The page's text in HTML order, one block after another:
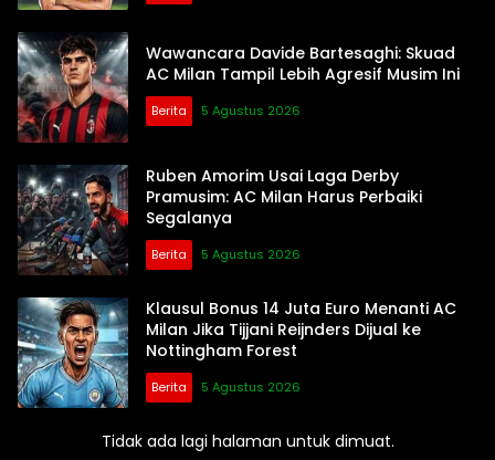
Wawancara Davide Bartesaghi: Skuad
AC Milan Tampil Lebih Agresif Musim Ini
Berita 5 Agustus 2026
Ruben Amorim Usai Laga Derby
Pramusim: AC Milan Harus Perbaiki
Segalanya
Berita 5 Agustus 2026
Klausul Bonus 14 Juta Euro Menanti AC
Milan Jika Tijjani Reijnders Dijual ke
Nottingham Forest
Berita 5 Agustus 2026
Tidak ada lagi halaman untuk dimuat.